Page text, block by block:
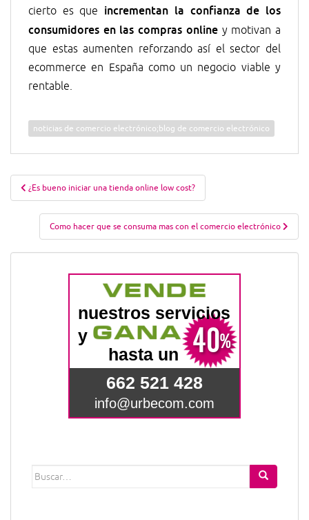
cierto es que incrementan la confianza de los
consumidores en las compras onliney motivan a
que estas aumenten reforzando así el sector del
ecommerce en España como un negocio viable y
rentable.
noticias de comercio electrónico;blog de comercio electrónico
Navegación
de
entradas
¿Es bueno iniciar una tienda online low cost?
Como hacer que se consuma mas con el comercio electrónico
Buscar: